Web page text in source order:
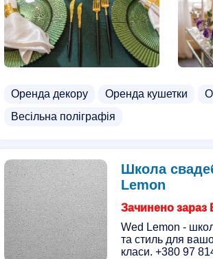
Оренда декору Оренда кушетки
Весільна поліграфія
Школа
Lemon
Зачинено зараз
Wed Lemon -
та стиль для
класи. +380 97